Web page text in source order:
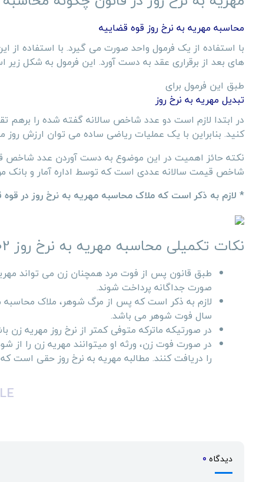
محاسبه مهریه به نرخ روز قوه قضاییه
با استفاده از یک فرمول واحد صورت می گیرد. با استفاده
های بعد از برقراری عقد به دست آورد. این فرمول به شکل زیر
طبق این فرمول برای
تبدیل مهریه به نرخ روز
در ابتدا لازم است دو عدد شاخص سالانه گفته شده را
کنید. بنابراین با یک عملیات ریاضی ساده می توان ارزش روز
نکته حائز اهمیت در این موضوع به دست آوردن عدد شاخص
شاخص قیمت سالانه عددی است که توسط اداره آمار و بانک
* لازم به ذکر است که ملاک محاسبه مهریه به نرخ روز در
نکات تکمیلی محاسبه مهریه به نرخ روز 1402
طبق قانون پس از فوت مرد همچنان زن می تواند
صورت جداگانه پرداخت شوند.
لازم به ذکر است که پس از مرگ شوهر، ملاک
سال فوت شوهر می باشد.
در صورتیکه ماترکه متوفی کمتر از نرخ روز مهریه زن
در صورت فوت زن، ورثه او میتوانند مهریه زن را از
را دریافت کنند. مطالبه مهریه به نرخ روز حقی است
دیدگاه 0